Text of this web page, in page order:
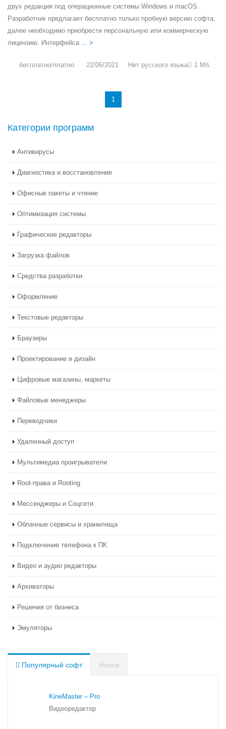
двух редакция под операционные системы Windows и macOS.
Разработчик предлагает бесплатно только пробную версию софта,
далее необходимо приобрести персональную или коммерческую
лицензию. Интерфейса ... >
бесплатно/платно 22/06/2021 Нет русского языка 1 Мб.
1
Категории программ
Антивирусы
Диагностика и восстановление
Офисные пакеты и чтение
Оптимизация системы
Графические редакторы
Загрузка файлов
Средства разработки
Оформление
Текстовые редакторы
Браузеры
Проектирование и дизайн
Цифровые магазины, маркеты
Файловые менеджеры
Переводчики
Удаленный доступ
Мультимедиа проигрыватели
Root-права и Rooting
Мессенджеры и Соцсети
Облачные сервисы и хранилища
Подключение телефона к ПК
Видео и аудио редакторы
Архиваторы
Решения от бизнеса
Эмуляторы
Популярный софт Новое
KineMaster – Pro
Видеоредактор